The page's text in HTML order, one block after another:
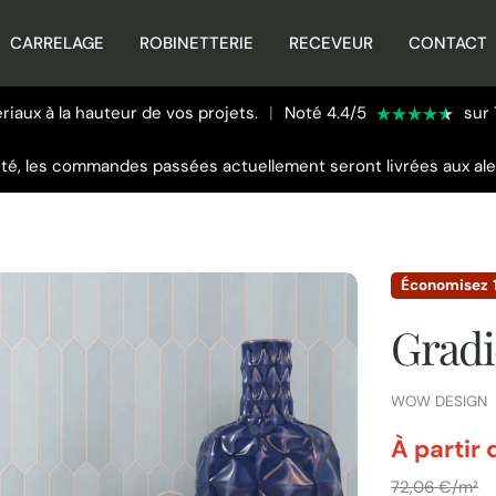
CARRELAGE ROBINETTERIE RECEVEUR CONTACT
à la hauteur de vos projets. | Noté 4.4/5 sur
les commandes passées actuellement seront livrées aux
Ouvrir le média
Économisez
FOURNISSEUR:
WOW DESIGN
Prix
par
À partir
72,06 €/m²